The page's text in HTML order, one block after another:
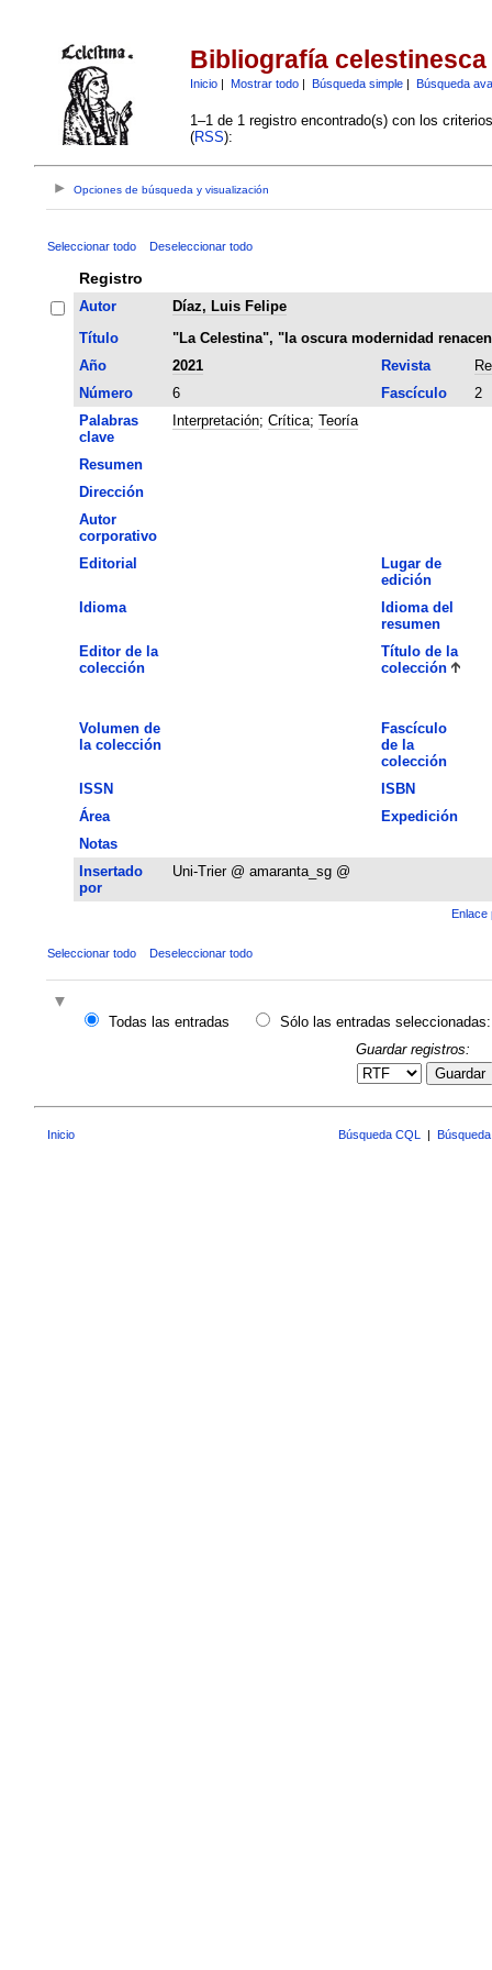
Bibliografía celestinesca
Inicio| Mostrar todo| Búsqueda simple| Búsqueda
1–1 de 1 registro encontrado(s) con los
(RSS):
Opciones de búsqueda y visualización
Seleccionar todo Deseleccionar todo
Registro
Autor
Díaz, Luis Felipe
Título
"La Celestina", "la oscura modernidad
Año
2021 Revista
Número
6 Fascículo
2
Palabras
clave
Interpretación; Crítica; Teoría
Resumen
Dirección
Autor
corporativo
Editorial
Lugar de
edición
Idioma
Idioma del
resumen
Editor de la
colección
Título de la
colección
Volumen de
la colección
Fascículo
de la
colección
ISSN
ISBN
Área
Expedición
Notas
Insertado
por
Uni-Trier @ amaranta_sg @
Enlace
Seleccionar todo Deseleccionar todo
Todas las entradas
Sólo las entradas seleccionadas:
Guardar registros:
Guardar
Inicio Búsqueda CQL